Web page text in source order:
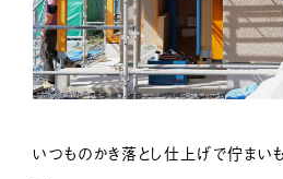
いつものかき落とし仕上げで佇まい